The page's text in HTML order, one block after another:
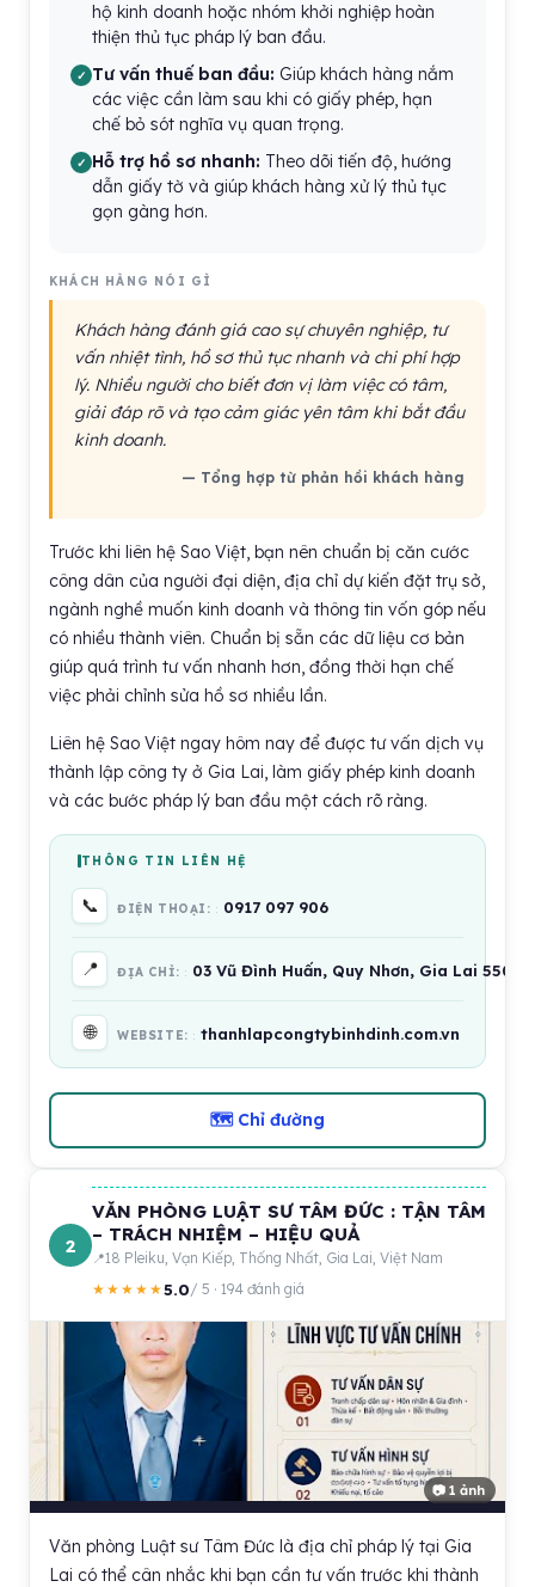
hộ kinh doanh hoặc nhóm khởi nghiệp hoàn
thiện thủ tục pháp lý ban đầu.
Tư vấn thuế ban đầu: Giúp khách hàng nắm
các việc cần làm sau khi có giấy phép, hạn
chế bỏ sót nghĩa vụ quan trọng.
Hỗ trợ hồ sơ nhanh: Theo dõi tiến độ, hướng
dẫn giấy tờ và giúp khách hàng xử lý thủ tục
gọn gàng hơn.
KHÁCH HÀNG NÓI GÌ
Khách hàng đánh giá cao sự chuyên nghiệp, tư
vấn nhiệt tình, hồ sơ thủ tục nhanh và chi phí hợp
lý. Nhiều người cho biết đơn vị làm việc có tâm,
giải đáp rõ và tạo cảm giác yên tâm khi bắt đầu
kinh doanh.
— Tổng hợp từ phản hồi khách hàng
Trước khi liên hệ Sao Việt, bạn nên chuẩn bị căn cước
công dân của người đại diện, địa chỉ dự kiến đặt trụ sở,
ngành nghề muốn kinh doanh và thông tin vốn góp nếu
có nhiều thành viên. Chuẩn bị sẵn các dữ liệu cơ bản
giúp quá trình tư vấn nhanh hơn, đồng thời hạn chế
việc phải chỉnh sửa hồ sơ nhiều lần.
Liên hệ Sao Việt ngay hôm nay để được tư vấn dịch vụ
thành lập công ty ở Gia Lai, làm giấy phép kinh doanh
và các bước pháp lý ban đầu một cách rõ ràng.
THÔNG TIN LIÊN HỆ
📞 ĐIỆN THOẠI: 0917 097 906
📍 ĐỊA CHỈ: 03 Vũ Đình Huấn, Quy Nhơn, Gia Lai
🌐 WEBSITE: thanhlapcongtybinhdinh.com.vn
🗺 Chỉ đường
2
VĂN PHÒNG LUẬT SƯ TÂM ĐỨC : TẬN TÂM
– TRÁCH NHIỆM – HIỆU QUẢ
18 Pleiku, Vạn Kiếp, Thống Nhất, Gia Lai, Việt Nam
★★★★★5.0/ 5 · 194 đánh giá
📷 1 ảnh
Văn phòng Luật sư Tâm Đức là địa chỉ pháp lý tại Gia
Lai có thể cân nhắc khi bạn cần tư vấn trước khi thành